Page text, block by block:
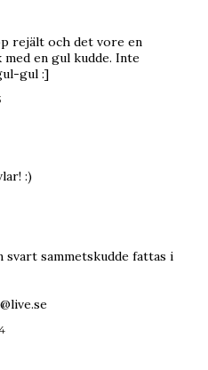
rejält och det vore en
en gul kudde. Inte
gul :]
:)
svart sammetskudde fattas i